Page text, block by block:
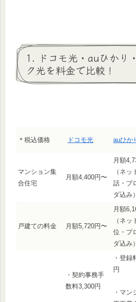
1. ドコモ光・auひかり
ク光を料金で比較！
＊税込価格 ドコモ光 auひか
マンション集
合住宅
月額4,400円〜
月額
（ネッ
話・プ
ダ込み）
戸建ての料金 月額5,720円〜
月額
（ネッ
位・プ
ダ込み）
・契約事務手
数料3,300円
・登録
円
・マン